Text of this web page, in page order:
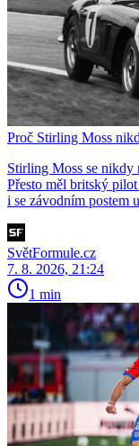
Proč Stirling Moss
Stirling Moss se nikdy
Přesto měl britský
i se závodním postem
SvětFormule.cz
7. 8. 2026, 21:24
1 min